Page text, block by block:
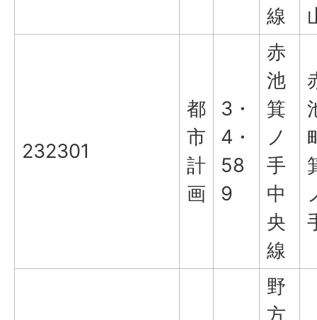
線
232301
都
市
計
画
3・
4・
58
9
赤
池
箕
ノ
手
中
央
線
野
方